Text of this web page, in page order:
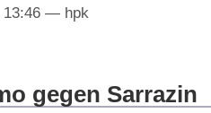
13:46 — hpk
gegen Sarrazin